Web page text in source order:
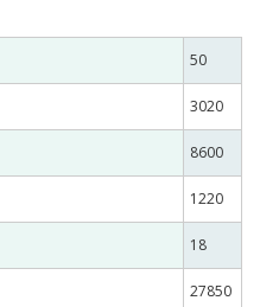
50
3020
8600
1220
18
27850